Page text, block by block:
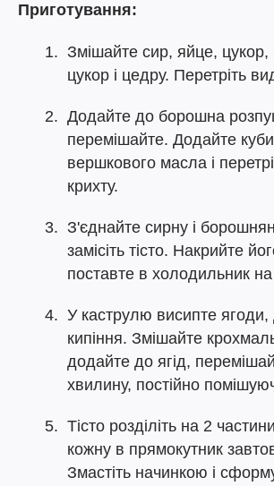
Приготування:
Змішайте сир, яйце, цукор,
цукор і цедру. Перетріть
Додайте до борошна
перемішайте. Додайте
вершкового масла і
крихту.
З'єднайте сирну і
замісіть тісто. Накрийте
поставте в холодильник
У каструлю висипте ягоди,
кипіння. Змішайте
додайте до ягід,
хвилину, постійно
Тісто розділіть на 2
кожну в прямокутник
Змастіть начинкою і